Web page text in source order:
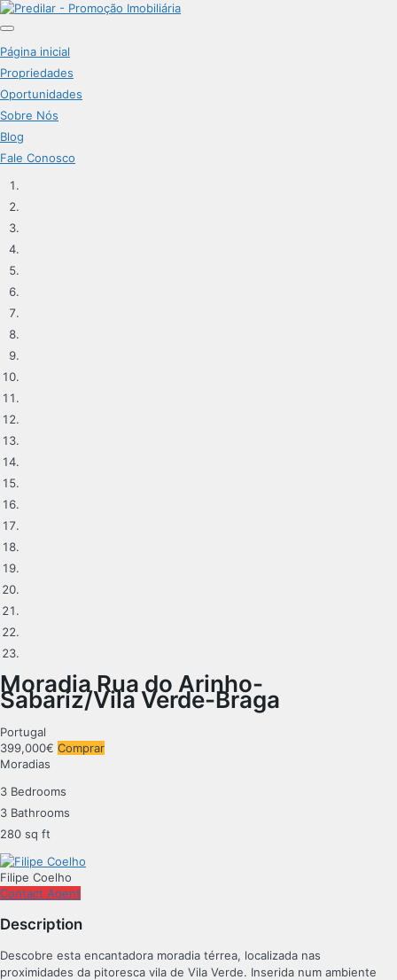
Página inicial
Propriedades
Oportunidades
Sobre Nós
Blog
Fale Conosco
Moradia Rua do Arinho-
Sabariz/Vila Verde-Braga
Portugal
399,000€ Comprar
Moradias
3 Bedrooms
3 Bathrooms
280 sq ft
Filipe Coelho
Contact Agent
Description
Descobre esta encantadora moradia térrea, localizada nas
proximidades da pitoresca vila de Vila Verde. Inserida num ambiente